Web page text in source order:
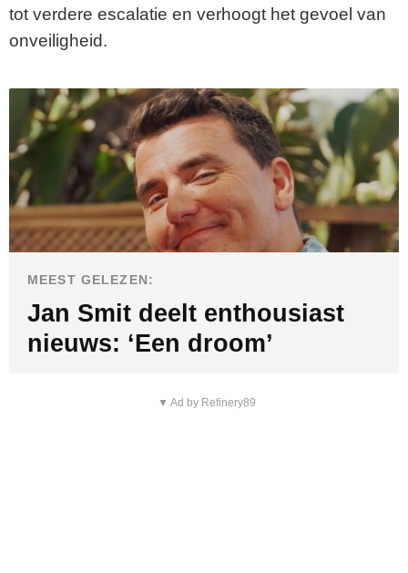
tot verdere escalatie en verhoogt het gevoel van
onveiligheid.
MEEST GELEZEN:
Jan Smit deelt enthousiast
nieuws: ‘Een droom’
▼ Ad by Refinery89